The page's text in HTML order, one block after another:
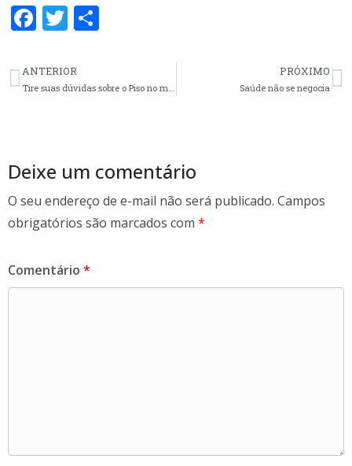
F
e
b
k
T
itt
er e
ANTERIOR
Tire suas dúvidas sobre o Piso no material produzido pela FNE
PRÓXIMO
Saúde não se negocia
Deixe um comentário
O seu endereço de e-mail não será publicado. Campos
obrigatórios são marcados com *
Comentário *